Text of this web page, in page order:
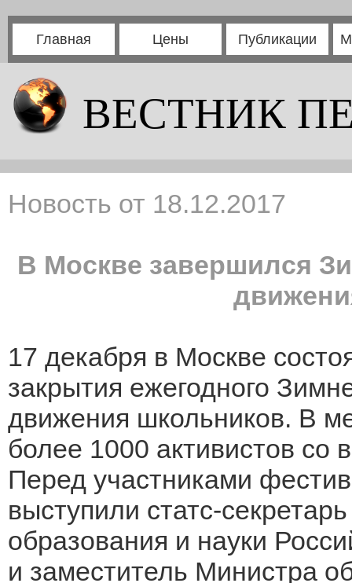
Главная Цены Публикации
ВЕСТНИК
Новость от 18.12.2017
В Москве завершился
17 декабря в Москве
закрытия ежегодного
движения школьников. В
более 1000 активистов со
Перед участниками
выступили статс-
образования и науки
и заместитель Министра